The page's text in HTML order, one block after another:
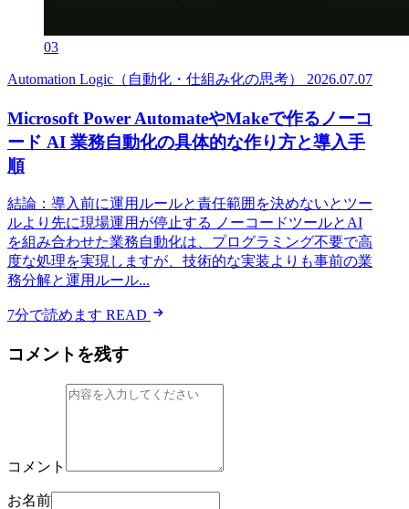
03
Automation Logic（自動化・仕組み化の思考） 2026.07.07
Microsoft Power AutomateやMakeで作るノーコ
ード AI 業務自動化の具体的な作り方と導入手
順
結論：導入前に運用ルールと責任範囲を決めないとツー
ルより先に現場運用が停止する ノーコードツールとAI
を組み合わせた業務自動化は、プログラミング不要で高
度な処理を実現しますが、技術的な実装よりも事前の業
務分解と運用ルール...
7分で読めます READ
コメントを残す
コメント
お名前